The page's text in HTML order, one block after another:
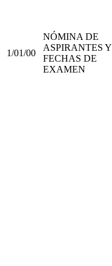
1/01/00
NÓMINA DE
ASPIRANTES Y
FECHAS DE
EXAMEN